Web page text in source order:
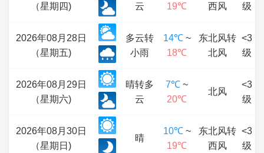
（星期四)
云
19℃
西风
级
2026年08月28日
（星期五)
多云转
小雨
14℃~
18℃
东北风转
北风
<3
级
2026年08月29日
（星期六)
晴转多
云
7℃ ~
20℃
北风
<3
级
2026年08月30日
（星期日)
晴
10℃~
19℃
东北风转
西风
<3
级